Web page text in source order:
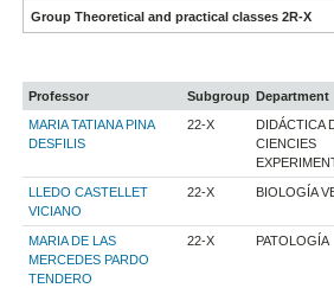
Group Theoretical and practical classes 2R-X
Professor Subgroup Department
MARIA TATIANA PINA
DESFILIS
22-X
DIDÁCTICA
CIENCIES
LLEDO CASTELLET
VICIANO
22-X BIOLOGÍA
MARIA DE LAS
MERCEDES PARDO
TENDERO
22-X PATOLOGÍA